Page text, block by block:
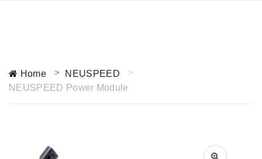
Home
NEUSPEED
NEUSPEED Power Module